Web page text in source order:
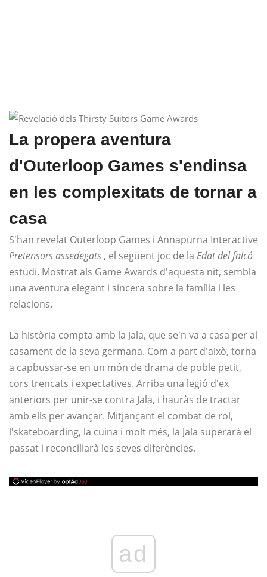
La propera aventura
d'Outerloop Games s'endinsa
en les complexitats de tornar a
casa
S'han revelat Outerloop Games i Annapurna Interactive
Pretensors assedegats , el següent joc de la Edat del falcó
estudi. Mostrat als Game Awards d'aquesta nit, sembla
una aventura elegant i sincera sobre la família i les
relacions.
La història compta amb la Jala, que se'n va a casa per al
casament de la seva germana. Com a part d'això, torna
a capbussar-se en un món de drama de poble petit,
cors trencats i expectatives. Arriba una legió d'ex
anteriors per unir-se contra Jala, i hauràs de tractar
amb ells per avançar. Mitjançant el combat de rol,
l'skateboarding, la cuina i molt més, la Jala superarà el
passat i reconciliarà les seves diferències.
ad